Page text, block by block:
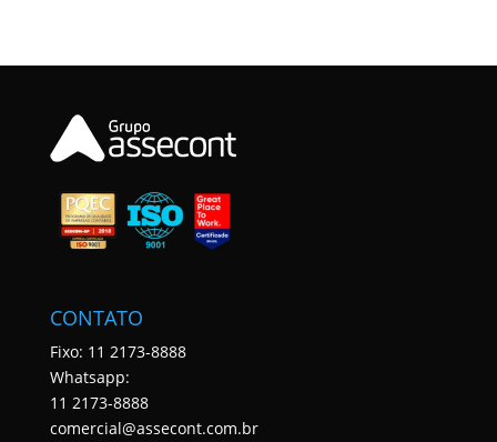
CONTATO
Fixo: 11 2173-8888
Whatsapp:
11 2173-8888
comercial@assecont.com.br